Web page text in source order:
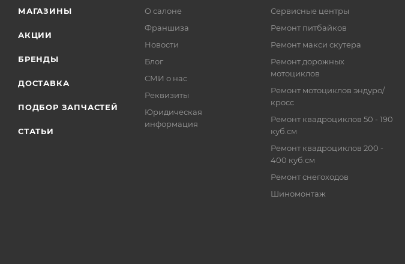
МАГАЗИНЫ
АКЦИИ
БРЕНДЫ
ДОСТАВКА
ПОДБОР ЗАПЧАСТЕЙ
СТАТЬИ
О салоне
Франшиза
Новости
Блог
СМИ о нас
Реквизиты
Юридическая
информация
Сервисные центры
Ремонт питбайков
Ремонт макси скутера
Ремонт дорожных
мотоциклов
Ремонт мотоциклов эндуро/
кросс
Ремонт квадроциклов 50 - 190
куб.см
Ремонт квадроциклов 200 -
400 куб.см
Ремонт снегоходов
Шиномонтаж